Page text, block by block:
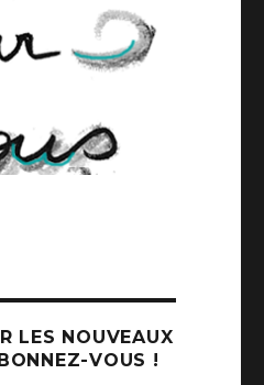
LES NOUVEAUX
VOUS !